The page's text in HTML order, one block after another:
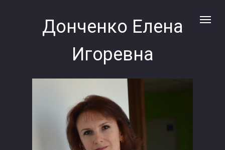
Донченко Елена
Игоревна